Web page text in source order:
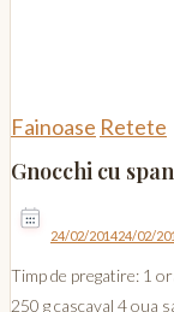
Fainoase Retete
Gnocchi cu
24/02/201424/02/
Timp de pregatire: 1
250 g cascaval 4 oua